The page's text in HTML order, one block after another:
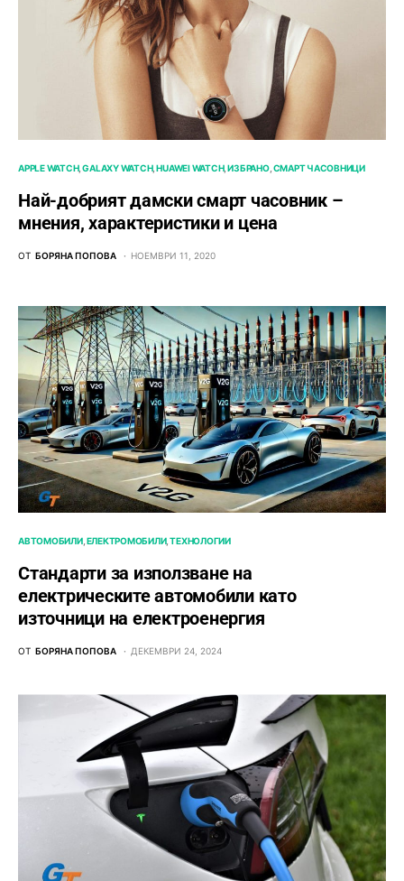
APPLE WATCH GALAXY WATCH HUAWEI WATCH ИЗБРАНО СМАРТ ЧАСОВНИЦИ
Най-добрият дамски смарт часовник –
мнения, характеристики и цена
ОТ БОРЯНА ПОПОВА НОЕМВРИ 11, 2020
АВТОМОБИЛИ ЕЛЕКТРОМОБИЛИ ТЕХНОЛОГИИ
Стандарти за използване на
електрическите автомобили като
източници на електроенергия
ОТ БОРЯНА ПОПОВА ДЕКЕМВРИ 24, 2024